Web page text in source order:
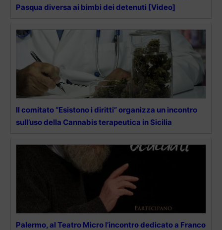
Pasqua diversa ai bimbi dei detenuti [Video]
Il comitato “Esistono i diritti” organizza un incontro
sull’uso della Cannabis terapeutica in Sicilia
Palermo, al Teatro Micro l’incontro dedicato a Franco